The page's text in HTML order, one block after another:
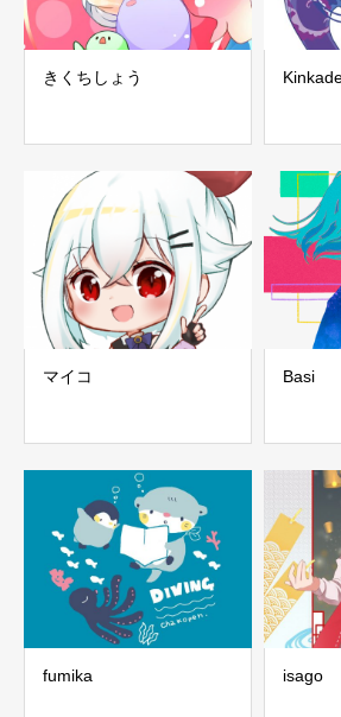
きくちしょう
マイコ Basi
fumika isago